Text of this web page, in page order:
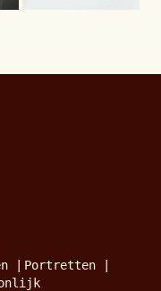
Portretten